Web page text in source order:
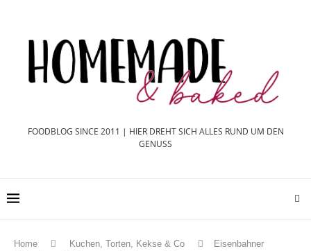
FOODBLOG SINCE 2011 | HIER DREHT SICH ALLES RUND UM DEN
GENUSS
Home Kuchen, Torten, Kekse & Co
Eisenbahner